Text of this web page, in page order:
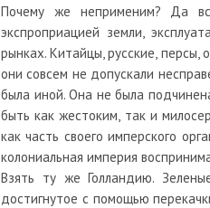
Почему же неприменим? Да
экспроприацией земли,
рынках. Китайцы, русские, персы,
они совсем не допускали
была иной. Она не была
быть как жестоким, так и
как часть своего имперского
колониальная империя
Взять ту же Голландию.
достигнутое с помощью